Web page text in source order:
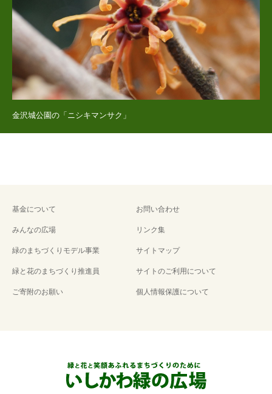
金沢城公園の「ニシキマンサク」
基金について
みんなの広場
緑のまちづくりモデル事業
緑と花のまちづくり推進員
ご寄附のお願い
お問い合わせ
リンク集
サイトマップ
サイトのご利用について
個人情報保護について